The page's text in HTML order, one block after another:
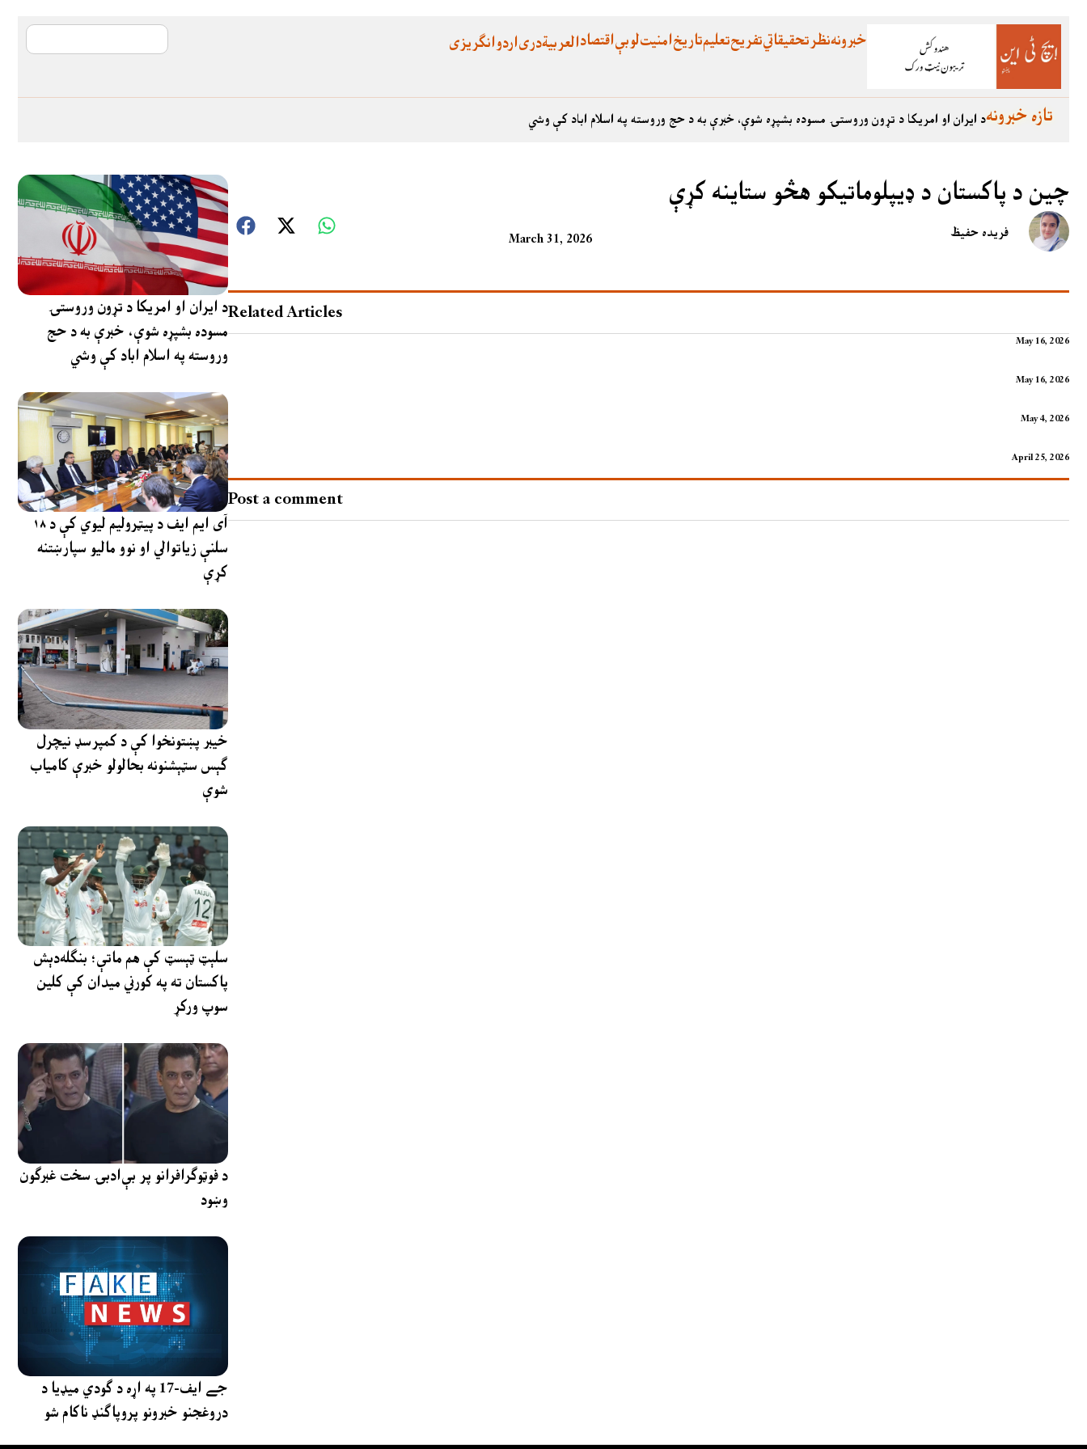
اقتصادلوبېامنیتتاریختعلیمتفریحتحقیقاتينظرخبرونه انگریزیاردودریالعربية
د ایران او امریکا د تړون وروستۍ مسوده بشپړه شوې، خبرې به د حج وروسته په اسلام اباد کې وشيتازه خبرونه
د ایران او امریکا د تړون وروستۍ
مسوده بشپړه شوې، خبرې به د حج
وروسته په اسلام اباد کې وشي
آی ایم ایف د پیټرولیم لیوي کې د ۱۸
سلنې زیاتوالي او نوو مالیو سپارښتنه
کړې
خیبر پښتونخوا کې د کمپرسډ نیچرل
ګېس سټېشنونه بحالولو خبرې کامیاب
شوې
سلېټ ټېسټ کې هم ماتې؛ بنګله‌دېش
پاکستان ته په کورني میدان کې کلین
سوپ ورکړ
د فوټوګرافرانو پر بې‌ادبۍ سخت غبرګون
وښود
جے ایف-17 په اړه د ګودي میډیا د
دروغجنو خبرونو پروپاګنډ ناکام شو
چین د پاکستان د ډیپلوماتیکو هڅو ستاینه کړې
March 31, 2026 فریده حفيظ
Related Articles
May 16, 2026
May 16, 2026
May 4, 2026
April 25, 2026
Post a comment